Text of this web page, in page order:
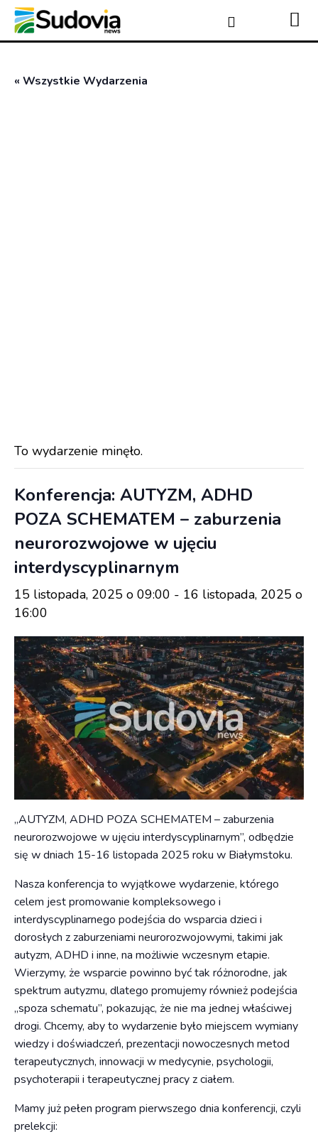
« Wszystkie Wydarzenia
To wydarzenie minęło.
Konferencja: AUTYZM, ADHD
POZA SCHEMATEM – zaburzenia
neurorozwojowe w ujęciu
interdyscyplinarnym
15 listopada, 2025 o 09:00 - 16 listopada, 2025 o
16:00
„AUTYZM, ADHD POZA SCHEMATEM – zaburzenia
neurorozwojowe w ujęciu interdyscyplinarnym”, odbędzie
się w dniach 15-16 listopada 2025 roku w Białymstoku.
Nasza konferencja to wyjątkowe wydarzenie, którego
celem jest promowanie kompleksowego i
interdyscyplinarnego podejścia do wsparcia dzieci i
dorosłych z zaburzeniami neurorozwojowymi, takimi jak
autyzm, ADHD i inne, na możliwie wczesnym etapie.
Wierzymy, że wsparcie powinno być tak różnorodne, jak
spektrum autyzmu, dlatego promujemy również podejścia
„spoza schematu”, pokazując, że nie ma jednej właściwej
drogi. Chcemy, aby to wydarzenie było miejscem wymiany
wiedzy i doświadczeń, prezentacji nowoczesnych metod
terapeutycznych, innowacji w medycynie, psychologii,
psychoterapii i terapeutycznej pracy z ciałem.
Mamy już pełen program pierwszego dnia konferencji, czyli
prelekcji: